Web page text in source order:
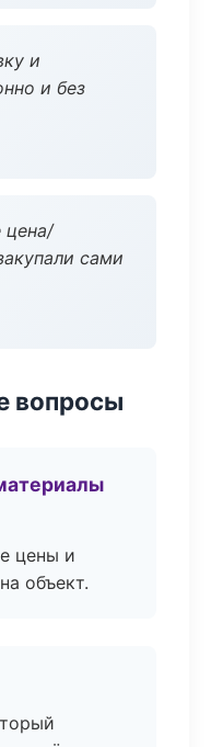
и
и без
цена/
сами
вопросы
цены и
объект.